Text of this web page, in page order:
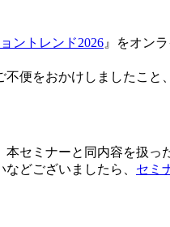
ントレンド2026 』をオン
便をおかけしましたこと
セミナーと同内容を扱
どございましたら、 セミ